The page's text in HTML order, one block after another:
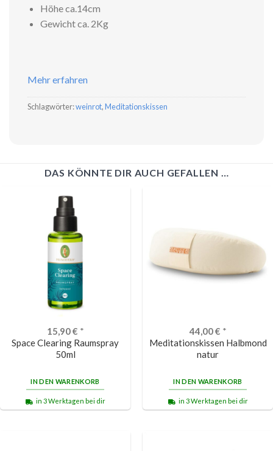
Höhe ca.14cm
Gewicht ca. 2Kg
Mehr erfahren
Schlagwörter:weinrot,Meditationskissen
DAS KÖNNTE DIR AUCH GEFALLEN …
15,90€ *
Space Clearing Raumspray
50ml
IN DEN WARENKORB
in 3 Werktagen bei dir
44,00€ *
Meditationskissen Halbmond
natur
IN DEN WARENKORB
in 3 Werktagen bei dir